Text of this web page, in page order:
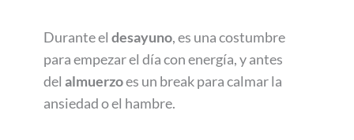
Durante el desayuno, es una costumbre
para empezar el día con energía, y antes
del almuerzoes un break para calmar la
ansiedad o el hambre.